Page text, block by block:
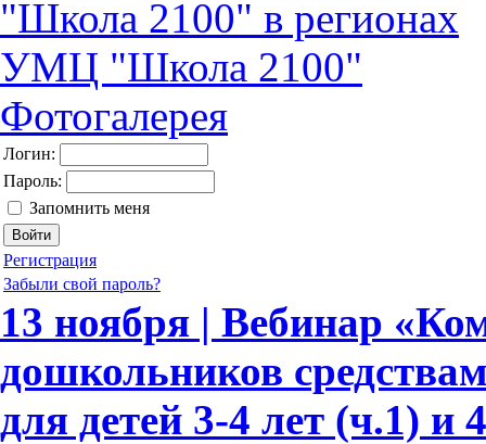
"Школа 2100" в регионах
УМЦ "Школа 2100"
Фотогалерея
Логин:
Пароль:
Запомнить меня
Регистрация
Забыли свой пароль?
13 ноября | Вебинар
дошкольников
для детей 3-4 лет (ч.1)